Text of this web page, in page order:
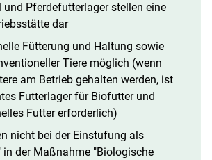
und Pferdefutterlager stellen eine
dar
Fütterung und Haltung sowie
Tiere möglich (wenn
am Betrieb gehalten werden, ist
Futterlager für Biofutter und
Futter erforderlich)
nicht bei der Einstufung als
in der Maßnahme "Biologische